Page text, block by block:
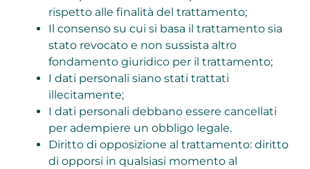
rispetto alle finalità del trattamento;
Il consenso su cui si basa il trattamento sia
stato revocato e non sussista altro
fondamento giuridico per il trattamento;
I dati personali siano stati trattati
illecitamente;
I dati personali debbano essere cancellati
per adempiere un obbligo legale.
Diritto di opposizione al trattamento: diritto
di opporsi in qualsiasi momento al